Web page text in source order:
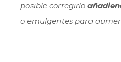
posible corregirlo
o emulgentes para